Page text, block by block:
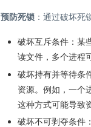
预防死锁 ：通过破坏死
破坏互斥条件：某
读文件，多个进程
破坏持有并等待条
资源。例如，一个
这种方式可能导致
破坏不可剥夺条件